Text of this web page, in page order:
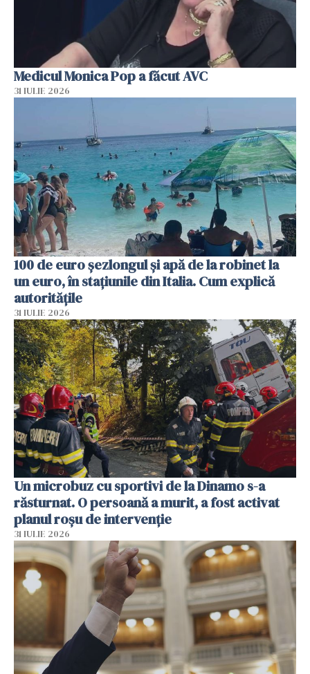
Medicul Monica Pop a făcut AVC
31 IULIE 2026
100 de euro șezlongul și apă de la robinet la
un euro, în stațiunile din Italia. Cum explică
autoritățile
31 IULIE 2026
Un microbuz cu sportivi de la Dinamo s-a
răsturnat. O persoană a murit, a fost activat
planul roșu de intervenție
31 IULIE 2026